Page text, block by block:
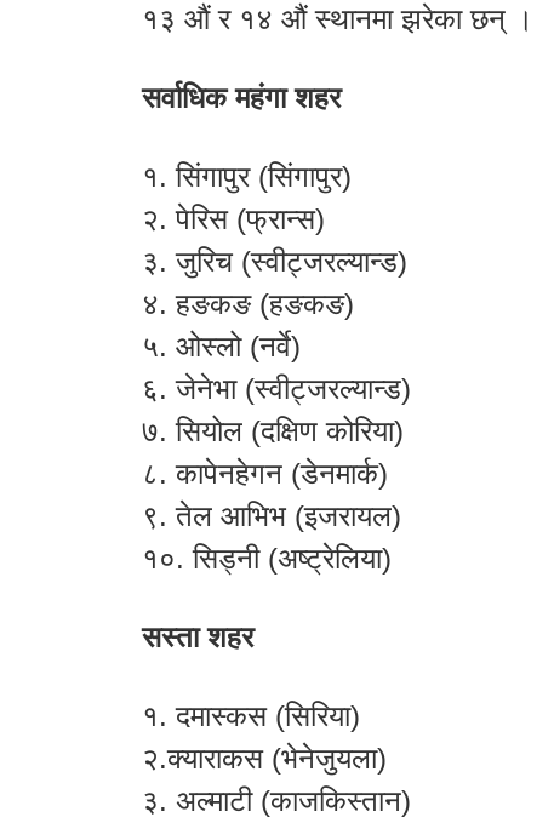
१३ औं र १४ औं स्थानमा झरेका छन् ।
सर्वाधिक महंगा शहर
१. सिंगापुर (सिंगापुर)
२. पेरिस (फ्रान्स)
३. जुरिच (स्वीट्जरल्यान्ड)
४. हङकङ (हङकङ)
५. ओस्लो (नर्वे)
६. जेनेभा (स्वीट्जरल्यान्ड)
७. सियोल (दक्षिण कोरिया)
८. कापेनहेगन (डेनमार्क)
९. तेल आभिभ (इजरायल)
१०. सिड्नी (अष्ट्रेलिया)
सस्ता शहर
१. दमास्कस (सिरिया)
२.क्याराकस (भेनेजुयला)
३. अल्माटी (काजकिस्तान)